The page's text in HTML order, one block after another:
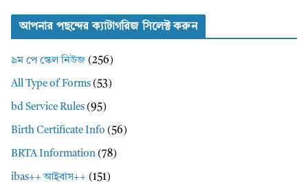
আপনার পছন্দের ক্যাটাগরিজ সিলেক্ট করুন
৯ম পে স্কেল নিউজ (256)
All Type of Forms (53)
bd Service Rules (95)
Birth Certificate Info (56)
BRTA Information (78)
ibas++ আইবাস++ (151)